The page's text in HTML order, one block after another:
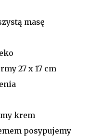
masę
27 x 17 cm
krem
posypujemy